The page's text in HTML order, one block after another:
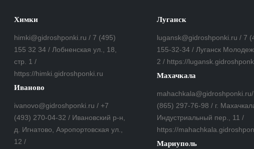
Химки
himki@gidroshponki.ru / 7 (495)
155 32 34 / Лобненская ул., 18,
стр. 1 /
https://himki.gidroshponki.ru
Иваново
ivanovo@gidroshponki.ru / +7
(493) 270-04-32 / Ивановский р-н,
д. Игнатово, Аэропортовская ул.,
12 /
Луганск
lugansk@gidroshponki.ru / 7
155-32-34 / Луганск
2 / https://
Махачкала
(865) 297-76-98 / г.
Индустриальный пер., 11 /
https://
Мариуполь